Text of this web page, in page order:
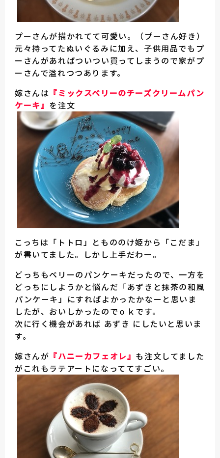
プーさんが描かれてて可愛い。（プーさん好き）
元々持ってたぬいぐるみに加え、子供用品でもプ
ーさんがあればついつい買ってしまうので家がプ
ーさんで溢れつつあります。
嫁さんは 『ミックスベリーのチーズクリームパン
ケーキ』 を注文
こっちは「トトロ」ともののけ姫から「こだま」
が書いてました。しかし上手だわー。
どっちもベリーのパンケーキだったので、一方を
どっちにしようかと悩んだ「あずきと抹茶の和風
パンケーキ」にすればよかったかなーと思いま
したが、おいしかったのでｏｋです。
次に行く機会があれば あずき にしたいと思いま
す。
嫁さんが 『ハニーカフェオレ』 も注文してました
がこれもラテアートになっててすごい。